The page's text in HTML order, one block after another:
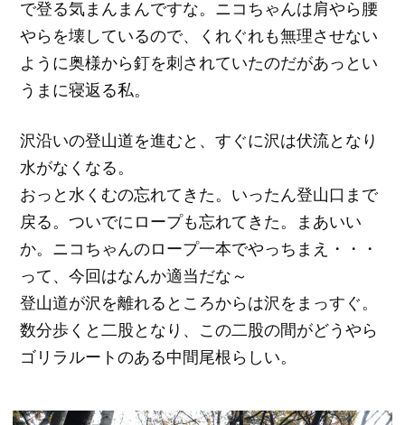
で登る気まんまんですな。ニコちゃんは肩やら腰
やらを壊しているので、くれぐれも無理させない
ように奥様から釘を刺されていたのだがあっとい
うまに寝返る私。
沢沿いの登山道を進むと、すぐに沢は伏流となり
水がなくなる。
おっと水くむの忘れてきた。いったん登山口まで
戻る。ついでにロープも忘れてきた。まあいい
か。ニコちゃんのロープ一本でやっちまえ・・・
って、今回はなんか適当だな～
登山道が沢を離れるところからは沢をまっすぐ。
数分歩くと二股となり、この二股の間がどうやら
ゴリラルートのある中間尾根らしい。